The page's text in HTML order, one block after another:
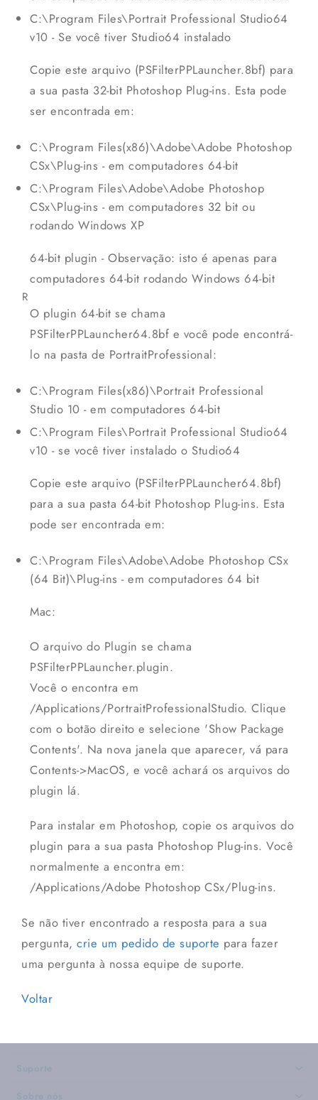
R
C:\Program Files\Portrait Professional Studio64
v10 - Se você tiver Studio64 instalado
Copie este arquivo (PSFilterPPLauncher.8bf) para
a sua pasta 32-bit Photoshop Plug-ins. Esta pode
ser encontrada em:
C:\Program Files(x86)\Adobe\Adobe Photoshop
CSx\Plug-ins - em computadores 64-bit
C:\Program Files\Adobe\Adobe Photoshop
CSx\Plug-ins - em computadores 32 bit ou
rodando Windows XP
64-bit plugin - Observação: isto é apenas para
computadores 64-bit rodando Windows 64-bit
O plugin 64-bit se chama
PSFilterPPLauncher64.8bf e você pode encontrá-
lo na pasta de PortraitProfessional:
C:\Program Files(x86)\Portrait Professional
Studio 10 - em computadores 64-bit
C:\Program Files\Portrait Professional Studio64
v10 - se você tiver instalado o Studio64
Copie este arquivo (PSFilterPPLauncher64.8bf)
para a sua pasta 64-bit Photoshop Plug-ins. Esta
pode ser encontrada em:
C:\Program Files\Adobe\Adobe Photoshop CSx
(64 Bit)\Plug-ins - em computadores 64 bit
Mac:
O arquivo do Plugin se chama
PSFilterPPLauncher.plugin.
Você o encontra em
/Applications/PortraitProfessionalStudio. Clique
com o botão direito e selecione 'Show Package
Contents'. Na nova janela que aparecer, vá para
Contents->MacOS, e você achará os arquivos do
plugin lá.
Para instalar em Photoshop, copie os arquivos do
plugin para a sua pasta Photoshop Plug-ins. Você
normalmente a encontra em:
/Applications/Adobe Photoshop CSx/Plug-ins.
Se não tiver encontrado a resposta para a sua
pergunta, crie um pedido de suporte para fazer
uma pergunta à nossa equipe de suporte.
Voltar